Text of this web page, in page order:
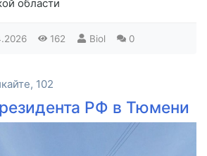
области
162 Biol 0
102
РФ в Тюмени